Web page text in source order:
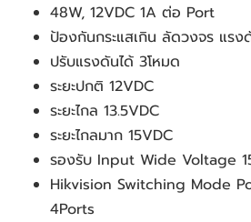
48W, 12VDC 1A ต่อ Port
ป้องกันกระแสเกิน ลัดวงจร แรง
ปรับแรงดันได้ 3โหมด
ระยะปกติ 12VDC
ระยะไกล 13.5VDC
ระยะไกลมาก 15VDC
รองรับ Input Wide Voltage
Hikvision Switching Mode
4Ports